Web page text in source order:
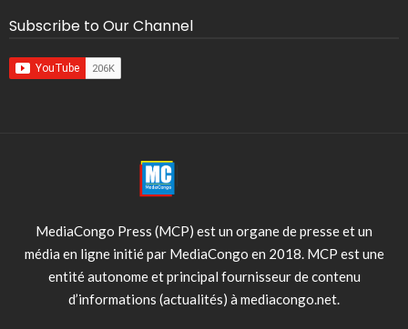
Subscribe to Our Channel
MediaCongo Press (MCP) est un organe de presse et un
média en ligne initié par MediaCongo en 2018. MCP est une
entité autonome et principal fournisseur de contenu
d’informations (actualités) à mediacongo.net.